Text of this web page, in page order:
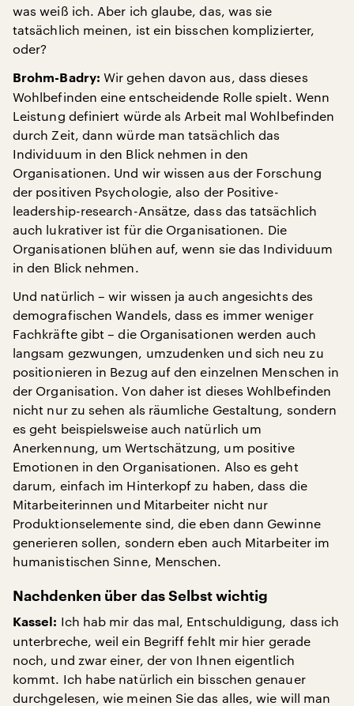
was weiß ich. Aber ich glaube, das, was sie
tatsächlich meinen, ist ein bisschen komplizierter,
oder?
Brohm-Badry: Wir gehen davon aus, dass dieses
Wohlbefinden eine entscheidende Rolle spielt. Wenn
Leistung definiert würde als Arbeit mal Wohlbefinden
durch Zeit, dann würde man tatsächlich das
Individuum in den Blick nehmen in den
Organisationen. Und wir wissen aus der Forschung
der positiven Psychologie, also der Positive-
leadership-research-Ansätze, dass das tatsächlich
auch lukrativer ist für die Organisationen. Die
Organisationen blühen auf, wenn sie das Individuum
in den Blick nehmen.
Und natürlich – wir wissen ja auch angesichts des
demografischen Wandels, dass es immer weniger
Fachkräfte gibt – die Organisationen werden auch
langsam gezwungen, umzudenken und sich neu zu
positionieren in Bezug auf den einzelnen Menschen in
der Organisation. Von daher ist dieses Wohlbefinden
nicht nur zu sehen als räumliche Gestaltung, sondern
es geht beispielsweise auch natürlich um
Anerkennung, um Wertschätzung, um positive
Emotionen in den Organisationen. Also es geht
darum, einfach im Hinterkopf zu haben, dass die
Mitarbeiterinnen und Mitarbeiter nicht nur
Produktionselemente sind, die eben dann Gewinne
generieren sollen, sondern eben auch Mitarbeiter im
humanistischen Sinne, Menschen.
Nachdenken über das Selbst wichtig
Kassel: Ich hab mir das mal, Entschuldigung, dass ich
unterbreche, weil ein Begriff fehlt mir hier gerade
noch, und zwar einer, der von Ihnen eigentlich
kommt. Ich habe natürlich ein bisschen genauer
durchgelesen, wie meinen Sie das alles, wie will man